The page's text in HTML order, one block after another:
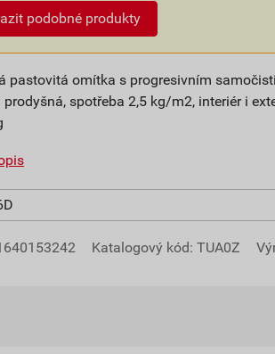
podobné produkty
pastovitá omítka s progresivním
spotřeba 2,5 kg/m2, interiér i
Katalogový kód: TUA0Z